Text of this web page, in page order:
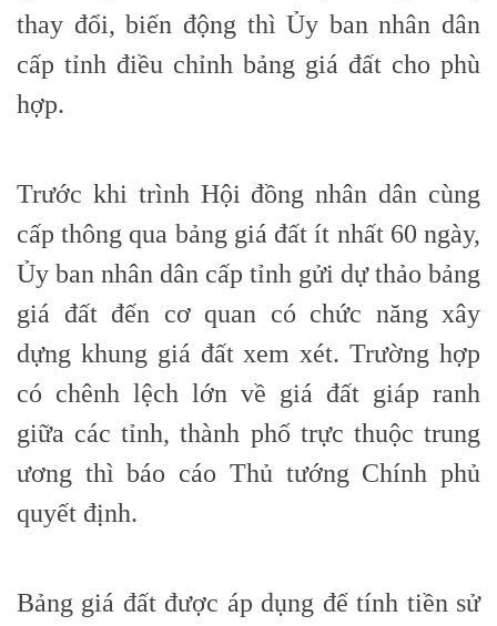
thay đổi, biến động thì Ủy ban nhân dân
cấp tỉnh điều chỉnh bảng giá đất cho phù
hợp.
Trước khi trình Hội đồng nhân dân cùng
cấp thông qua bảng giá đất ít nhất 60 ngày,
Ủy ban nhân dân cấp tỉnh gửi dự thảo bảng
giá đất đến cơ quan có chức năng xây
dựng khung giá đất xem xét. Trường hợp
có chênh lệch lớn về giá đất giáp ranh
giữa các tỉnh, thành phố trực thuộc trung
ương thì báo cáo Thủ tướng Chính phủ
quyết định.
Bảng giá đất được áp dụng để tính tiền sử